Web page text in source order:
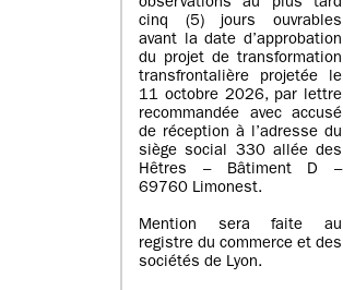
observations au plus tard
cinq (5) jours ouvrables
avant la date d’approbation
du projet de transformation
transfrontalière projetée le
11 octobre 2026, par lettre
recommandée avec accusé
de réception à l’adresse du
siège social 330 allée des
Hêtres – Bâtiment D –
69760 Limonest.
Mention sera faite au
registre du commerce et des
sociétés de Lyon.